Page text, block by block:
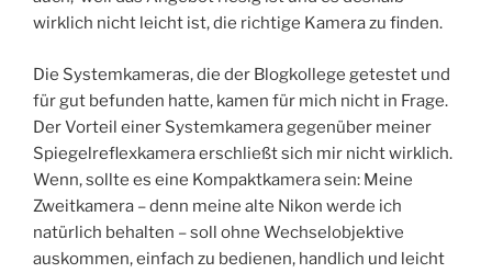
wirklich nicht leicht ist, die richtige Kamera zu finden.
Die Systemkameras, die der Blogkollege getestet und
für gut befunden hatte, kamen für mich nicht in Frage.
Der Vorteil einer Systemkamera gegenüber meiner
Spiegelreflexkamera erschließt sich mir nicht wirklich.
Wenn, sollte es eine Kompaktkamera sein: Meine
Zweitkamera – denn meine alte Nikon werde ich
natürlich behalten – soll ohne Wechselobjektive
auskommen, einfach zu bedienen, handlich und leicht